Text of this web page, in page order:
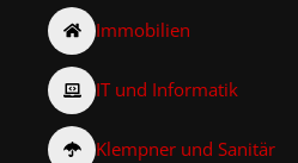
Immobilien
IT und Informatik
Klempner und Sanitär